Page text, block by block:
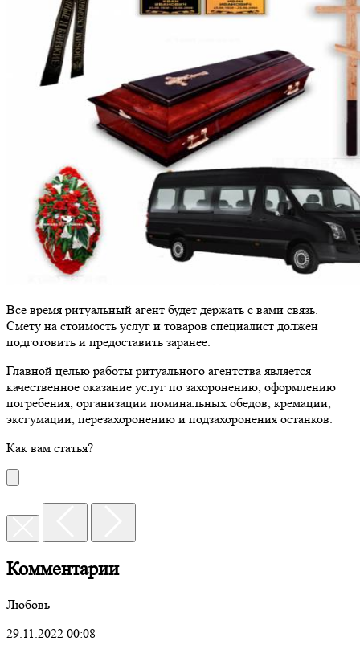
Все время ритуальный агент будет держать с вами связь.
Смету на стоимость услуг и товаров специалист должен
подготовить и предоставить заранее.
Главной целью работы ритуального агентства является
качественное оказание услуг по захоронению, оформлению
погребения, организации поминальных обедов, кремации,
эксгумации, перезахоронению и подзахоронения останков.
Как вам статья?
Комментарии
Любовь
29.11.2022 00:08